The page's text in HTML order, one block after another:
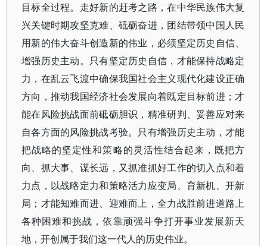
目标全过程。走好新的赶考之路，在中华民族伟大复
兴关键时期攻坚克难、砥砺奋进，团结带领中国人民
用新的伟大奋斗创造新的伟业，必须坚定历史自信、
增强历史主动。只有坚定历史自信，才能保持战略定
力，在乱云飞渡中确保我国社会主义现代化建设正确
方向，推动我国经济社会发展向着既定目标前进；才
能在风险挑战面前砥砺胆识，精准研判、妥善应对来
自各方面的风险挑战考验。只有增强历史主动，才能
把战略的坚定性和策略的灵活性结合起来，既把方
向、抓大事、谋长远，又抓准抓好工作的切入点和着
力点，以战略定力和策略活力应变局、育新机、开新
局；才能知难而进、迎难而上，全力战胜前进道路上
各种困难和挑战，依靠顽强斗争打开事业发展新天
地，开创属于我们这一代人的历史伟业。